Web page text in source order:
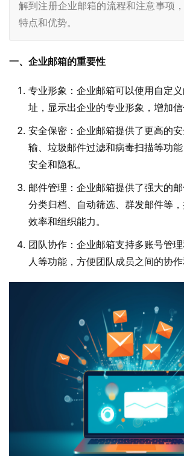
解到注册企业邮箱的流程和注意事项
特点和优势。
一、企业邮箱的重要性
专业形象：企业邮箱可以使用自定
址，显示出企业的专业形象，增加信
安全保密：企业邮箱提供了更高的
输、垃圾邮件过滤和病毒扫描等功
安全和隐私。
邮件管理：企业邮箱提供了强大的
分类归档、自动筛选、群发邮件等
效率和组织能力。
团队协作：企业邮箱支持多账号管
人等功能，方便团队成员之间的协作